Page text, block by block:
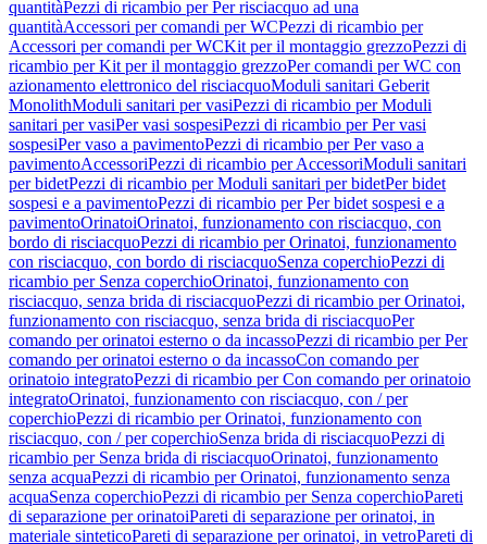
quantitàPezzi di ricambio per Per risciacquo ad una
quantitàAccessori per comandi per WCPezzi di ricambio per
Accessori per comandi per WCKit per il montaggio grezzoPezzi di
ricambio per Kit per il montaggio grezzoPer comandi per WC con
azionamento elettronico del risciacquoModuli sanitari Geberit
MonolithModuli sanitari per vasiPezzi di ricambio per Moduli
sanitari per vasiPer vasi sospesiPezzi di ricambio per Per vasi
sospesiPer vaso a pavimentoPezzi di ricambio per Per vaso a
pavimentoAccessoriPezzi di ricambio per AccessoriModuli sanitari
per bidetPezzi di ricambio per Moduli sanitari per bidetPer bidet
sospesi e a pavimentoPezzi di ricambio per Per bidet sospesi e a
pavimentoOrinatoiOrinatoi, funzionamento con risciacquo, con
bordo di risciacquoPezzi di ricambio per Orinatoi, funzionamento
con risciacquo, con bordo di risciacquoSenza coperchioPezzi di
ricambio per Senza coperchioOrinatoi, funzionamento con
risciacquo, senza brida di risciacquoPezzi di ricambio per Orinatoi,
funzionamento con risciacquo, senza brida di risciacquoPer
comando per orinatoi esterno o da incassoPezzi di ricambio per Per
comando per orinatoi esterno o da incassoCon comando per
orinatoio integratoPezzi di ricambio per Con comando per orinatoio
integratoOrinatoi, funzionamento con risciacquo, con / per
coperchioPezzi di ricambio per Orinatoi, funzionamento con
risciacquo, con / per coperchioSenza brida di risciacquoPezzi di
ricambio per Senza brida di risciacquoOrinatoi, funzionamento
senza acquaPezzi di ricambio per Orinatoi, funzionamento senza
acquaSenza coperchioPezzi di ricambio per Senza coperchioPareti
di separazione per orinatoiPareti di separazione per orinatoi, in
materiale sinteticoPareti di separazione per orinatoi, in vetroPareti di